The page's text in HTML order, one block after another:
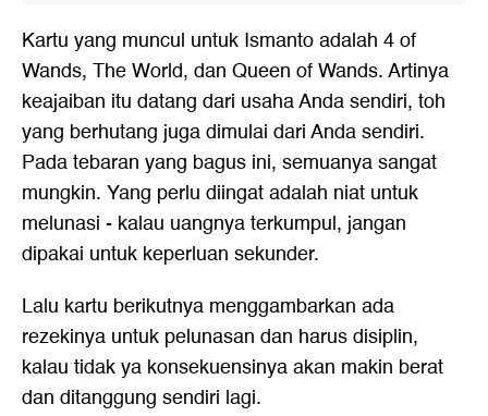
Kartu yang muncul untuk Ismanto adalah 4 of
Wands, The World, dan Queen of Wands. Artinya
keajaiban itu datang dari usaha Anda sendiri, toh
yang berhutang juga dimulai dari Anda sendiri.
Pada tebaran yang bagus ini, semuanya sangat
mungkin. Yang perlu diingat adalah niat untuk
melunasi - kalau uangnya terkumpul, jangan
dipakai untuk keperluan sekunder.
Lalu kartu berikutnya menggambarkan ada
rezekinya untuk pelunasan dan harus disiplin,
kalau tidak ya konsekuensinya akan makin berat
dan ditanggung sendiri lagi.